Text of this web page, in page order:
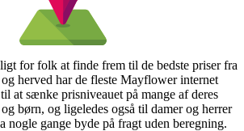
for folk at finde frem til de bedste priser fra
herved har de fleste Mayflower internet
at sænke prisniveauet på mange af deres
børn, og ligeledes også til damer og herrer
nogle gange byde på fragt uden beregning.